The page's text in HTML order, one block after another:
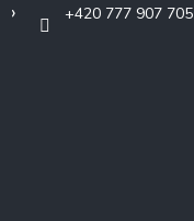
+420 777 907 705